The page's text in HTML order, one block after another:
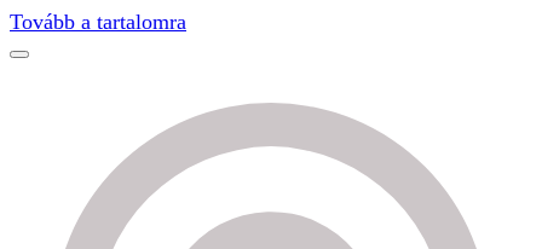
Tovább a tartalomra